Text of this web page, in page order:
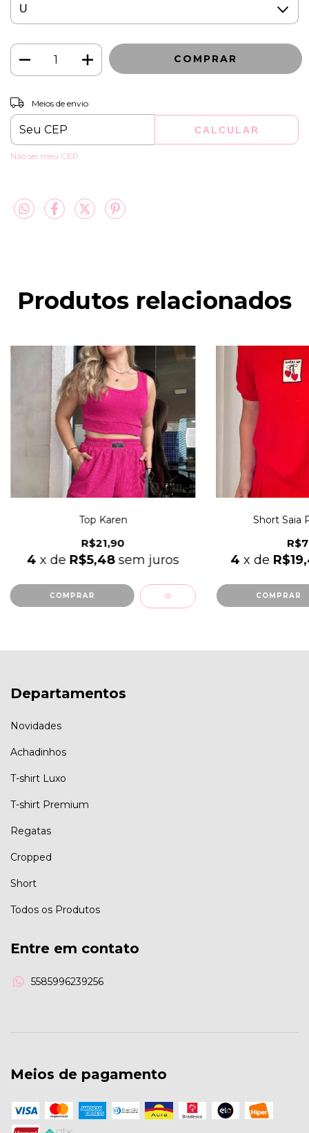
Entregas para o CEP:
Meios de envio
CALCULAR
Não sei meu CEP
Produtos relacionados
Top Karen
R$21,90
4 x de R$5,48 sem juros
COMPRAR
Short Saia
4 x de
COMPRAR
Departamentos
Novidades
Achadinhos
T-shirt Luxo
T-shirt Premium
Regatas
Cropped
Short
Todos os Produtos
Entre em contato
5585996239256
Meios de pagamento